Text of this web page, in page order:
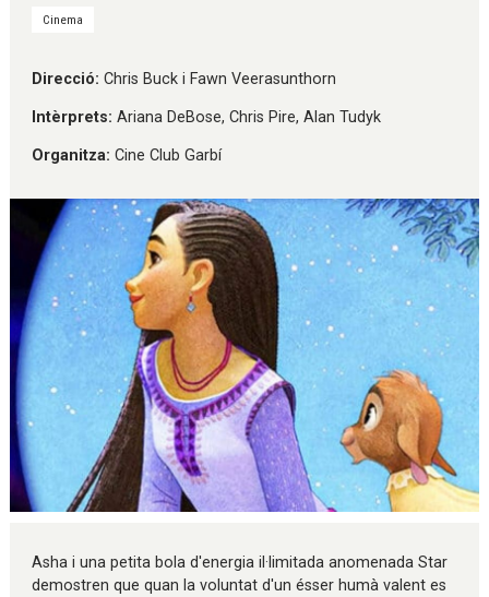
Cinema
Direcció: Chris Buck i Fawn Veerasunthorn
Intèrprets: Ariana DeBose, Chris Pire, Alan Tudyk
Organitza: Cine Club Garbí
Asha i una petita bola d'energia il·limitada anomenada Star
demostren que quan la voluntat d'un ésser humà valent es